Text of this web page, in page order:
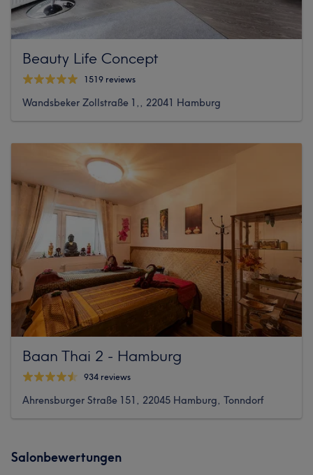
Beauty Life Concept
1519 reviews
Wandsbeker Zollstraße 1,, 22041 Hamburg
Baan Thai 2 - Hamburg
934 reviews
Ahrensburger Straße 151, 22045 Hamburg, Tonndorf
Salonbewertungen